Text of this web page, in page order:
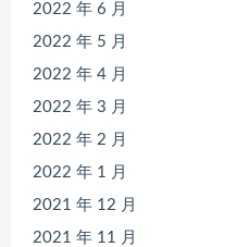
2022 年 6 月
2022 年 5 月
2022 年 4 月
2022 年 3 月
2022 年 2 月
2022 年 1 月
2021 年 12 月
2021 年 11 月